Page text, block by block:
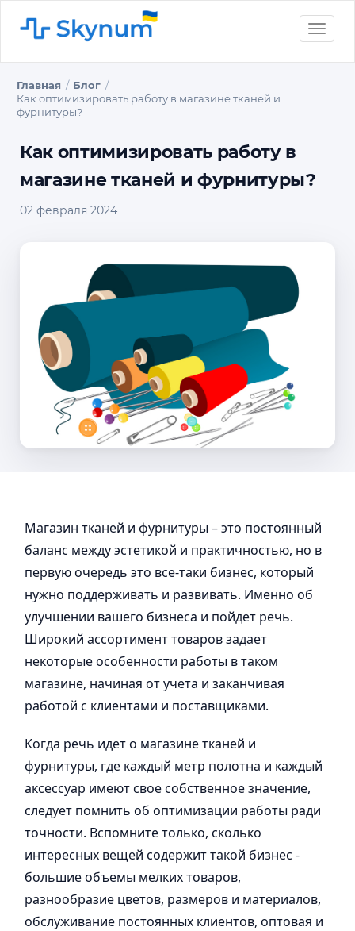
Toggle
Главная
Блог
Как оптимизировать работу в магазине тканей и
фурнитуры?
Как оптимизировать работу в
магазине тканей и фурнитуры?
02 февраля 2024
Магазин тканей и фурнитуры – это постоянный
баланс между эстетикой и практичностью, но в
первую очередь это все-таки бизнес, который
нужно поддерживать и развивать. Именно об
улучшении вашего бизнеса и пойдет речь.
Широкий ассортимент товаров задает
некоторые особенности работы в таком
магазине, начиная от учета и заканчивая
работой с клиентами и поставщиками.
Когда речь идет о магазине тканей и
фурнитуры, где каждый метр полотна и каждый
аксессуар имеют свое собственное значение,
следует помнить об оптимизации работы ради
точности. Вспомните только, сколько
интересных вещей содержит такой бизнес -
большие объемы мелких товаров,
разнообразие цветов, размеров и материалов,
обслуживание постоянных клиентов, оптовая и